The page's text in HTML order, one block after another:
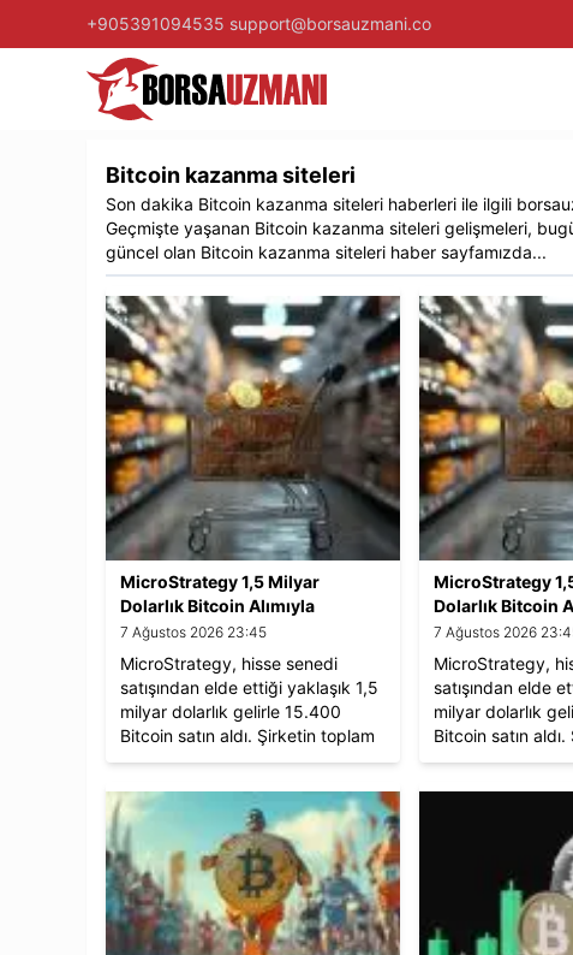
+905391094535 support@borsauzmani.co
Bitcoin kazanma siteleri
Son dakika Bitcoin kazanma siteleri haberleri ile ilgili
Geçmişte yaşanan Bitcoin kazanma siteleri gelişmeleri,
güncel olan Bitcoin kazanma siteleri haber sayfamızda...
MicroStrategy 1,5 Milyar
Dolarlık Bitcoin Alımıyla
Varlığını Güçlendirdi
7 Ağustos 2026 23:45
MicroStrategy, hisse senedi
satışından elde ettiği yaklaşık 1,5
milyar dolarlık gelirle 15.400
Bitcoin satın aldı. Şirketin toplam
Bitcoin varlığı 402.100'e ulaştı ve
dolar olarak gerçekleşti.
MicroStrategy
Dolarlık Bitcoin
Varlığını
7 Ağustos 2026
MicroStrategy,
satışından elde
milyar dolarlık
Bitcoin satın
Bitcoin varlığı